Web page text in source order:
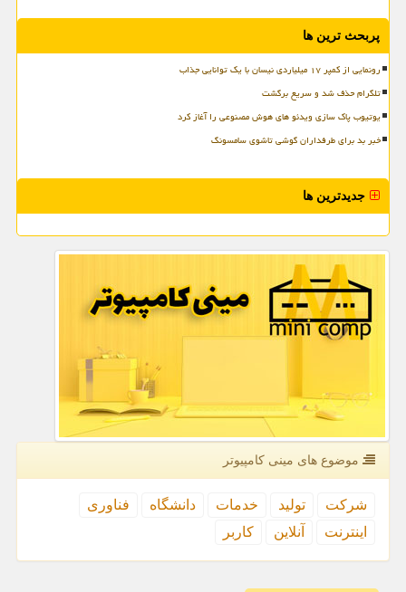
پربحث ترین ها
رونمایی از کمپر ۱۷ میلیاردی نیسان با یک توانایی جذاب
تلگرام حذف شد و سریع برگشت
یوتیوب پاک سازی ویدئو های هوش مصنوعی را آغاز کرد
خبر بد برای طرفداران گوشی تاشوی سامسونگ
جدیدترین ها
موضوع های مینی كامپیوتر
شركت تولید خدمات دانشگاه
فناوری
اینترنت
آنلاین كاربر